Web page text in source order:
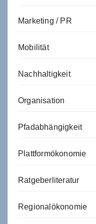
Marketing / PR
Mobilität
Nachhaltigkeit
Organisation
Pfadabhängigkeit
Plattformökonomie
Ratgeberliteratur
Regionalökonomie